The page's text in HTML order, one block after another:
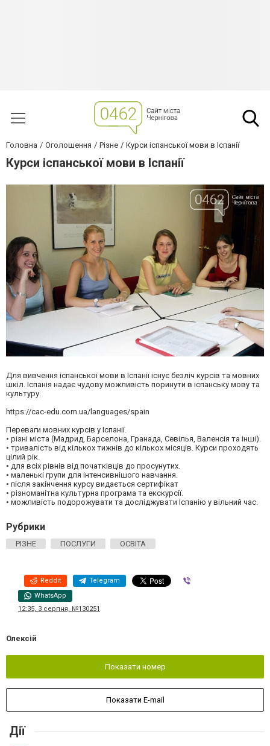
Головна Оголошення Різне Курси іспанської мови в Іспанії
Курси іспанської мови в Іспанії
Для вивчення іспанської мови в Іспанії існує безліч курсів та мовних
шкіл. Іспанія надає чудову можливість поринути в іспанську мову та
культуру.
https://cac-edu.com.ua/languages/spain
Переваги мовних курсів у Іспанії.
• різні міста (Мадрид, Барселона, Гранада, Севілья, Валенсія та інші).
• тривалість від кількох тижнів до кількох місяців. Курси проходять
цілий рік.
• для всіх рівнів від початківців до просунутих.
• маленькі групи для інтенсивнішого навчання.
• після закінчення курсу видається сертифікат
• різноманітна культурна програма та екскурсії.
• можливість подорожувати та досліджувати Іспанію у вільний час.
Рубрики
РІЗНЕ ПОСЛУГИ ОСВІТА
Reddit Telegram
WhatsApp
12:35, 3 серпня, №130251
Олексій
Показати номер
Показати E-mail
Дії